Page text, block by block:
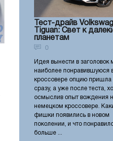
Тест-драйв
Tiguan: Свет к
планетам
0
Идея вынести в заголовок
наиболее понравившуюся
кроссовере опцию пришла
сразу, а уже после теста,
осмыслив опыт вождения
немецком кроссовере.
фишки появились в новом
поколении, и что
больше ...